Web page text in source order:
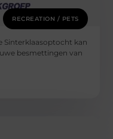
RECREATION / PETS
Sinterklaasoptocht kan
besmettingen van